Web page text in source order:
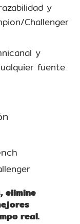
y
Challenger
y
fuente
elimine
real.